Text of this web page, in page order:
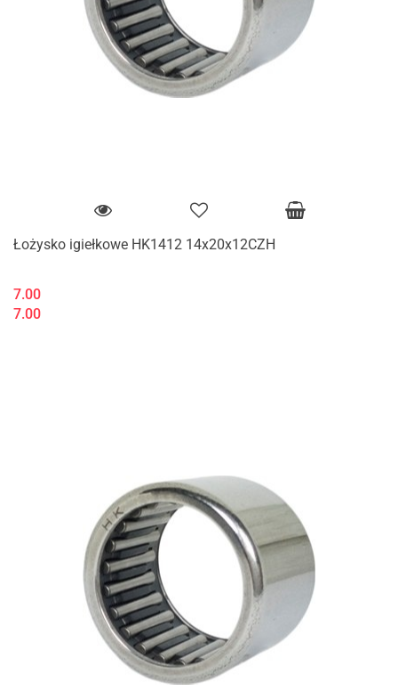
Łożysko igiełkowe HK1412 14x20x12CZH
7.00
7.00